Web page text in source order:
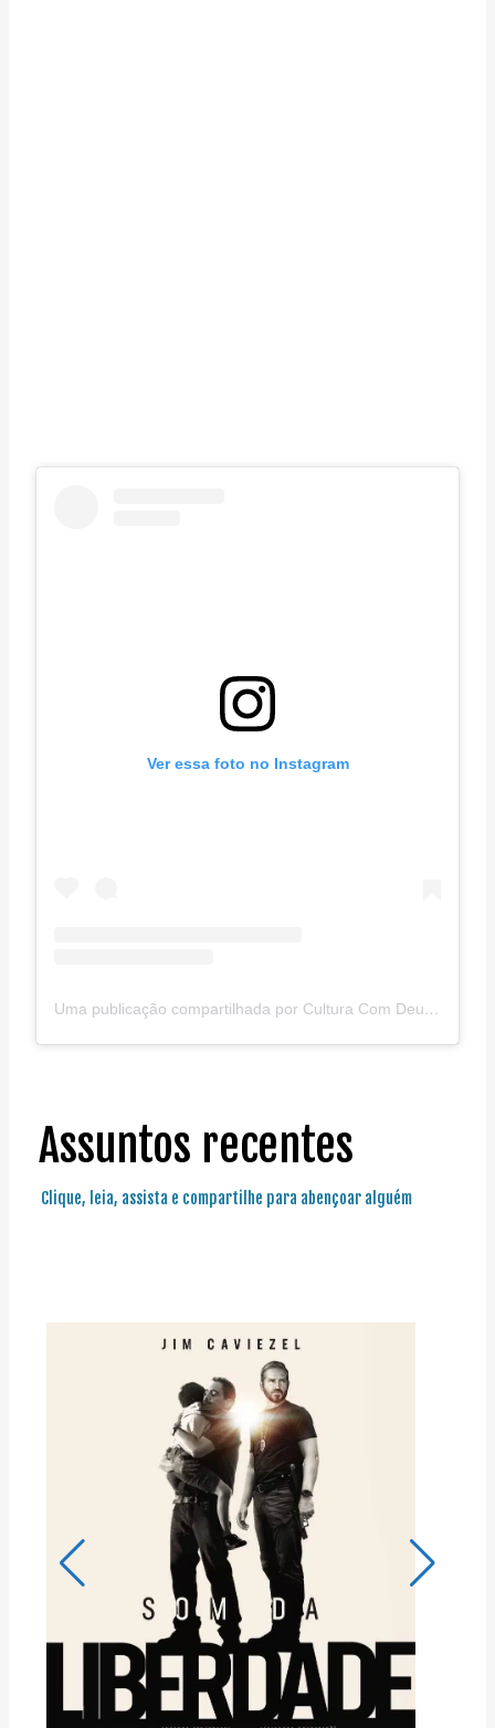
Ver essa foto no Instagram
Uma publicação compartilhada por Cultura Com Deus (@culturacomdeus)
Assuntos recentes
Clique, leia, assista e compartilhe para abençoar alguém